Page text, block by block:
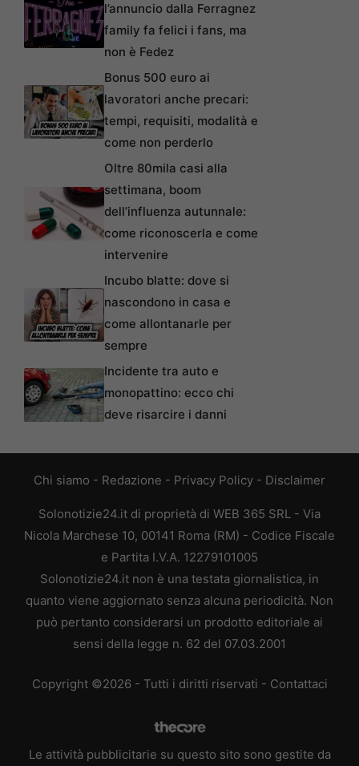
l’annuncio dalla Ferragnez
family fa felici i fans, ma
non è Fedez
Bonus 500 euro ai
lavoratori anche precari:
tempi, requisiti, modalità e
come non perderlo
Oltre 80mila casi alla
settimana, boom
dell’influenza autunnale:
come riconoscerla e come
intervenire
Incubo blatte: dove si
nascondono in casa e
come allontanarle per
sempre
Incidente tra auto e
monopattino: ecco chi
deve risarcire i danni
Chi siamo - Redazione - Privacy Policy - Disclaimer
Solonotizie24.it di proprietà di WEB 365 SRL - Via
Nicola Marchese 10, 00141 Roma (RM) - Codice Fiscale
e Partita I.V.A. 12279101005
Solonotizie24.it non è una testata giornalistica, in
quanto viene aggiornato senza alcuna periodicità. Non
può pertanto considerarsi un prodotto editoriale ai
sensi della legge n. 62 del 07.03.2001
Copyright ©2026 - Tutti i diritti riservati - Contattaci
Le attività pubblicitarie su questo sito sono gestite da